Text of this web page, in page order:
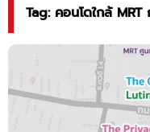
Tag: คอนโดใกล้